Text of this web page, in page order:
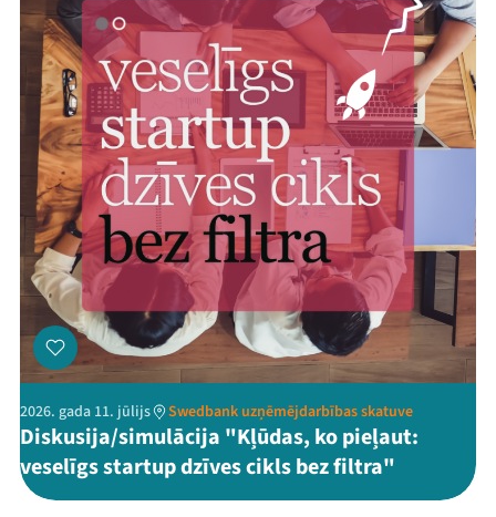
2026. gada 11. jūlijs Swedbank uzņēmējdarbības skatuve
Diskusija/simulācija "Kļūdas, ko pieļaut:
veselīgs startup dzīves cikls bez filtra"